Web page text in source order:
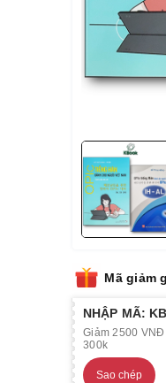
Mã giảm
NHẬP MÃ:
Giảm 2500
300k
Sao chép